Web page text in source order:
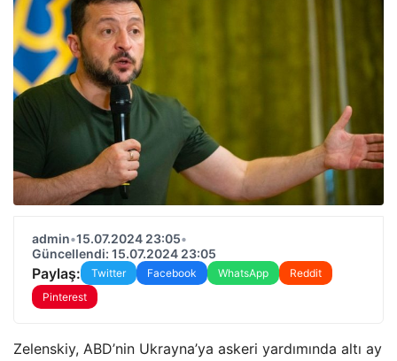
admin•15.07.2024 23:05•
Güncellendi: 15.07.2024 23:05
Paylaş: Twitter Facebook WhatsApp
Reddit
Pinterest
Zelenskiy, ABD’nin Ukrayna’ya askeri yardımında altı ay